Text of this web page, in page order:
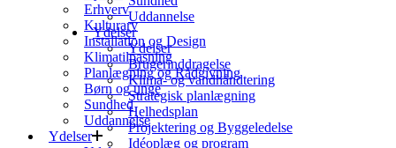
Uddannelse
Ydelser
Ydelser
Brugerinddragelse
Klima- og vandhåndtering
Strategisk planlægning
Helhedsplan
Projektering og Byggeledelse
Idéoplæg og program
Erhverv
Kulturarv
Installation og Design
Klimatilpasning
Planlægning og Rådgivning
Børn og unge
Sundhed
Uddannelse
Ydelser